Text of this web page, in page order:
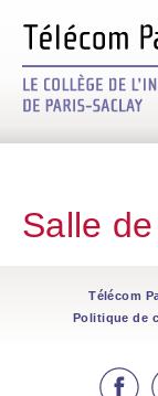
Salle
Télécom
Politique de